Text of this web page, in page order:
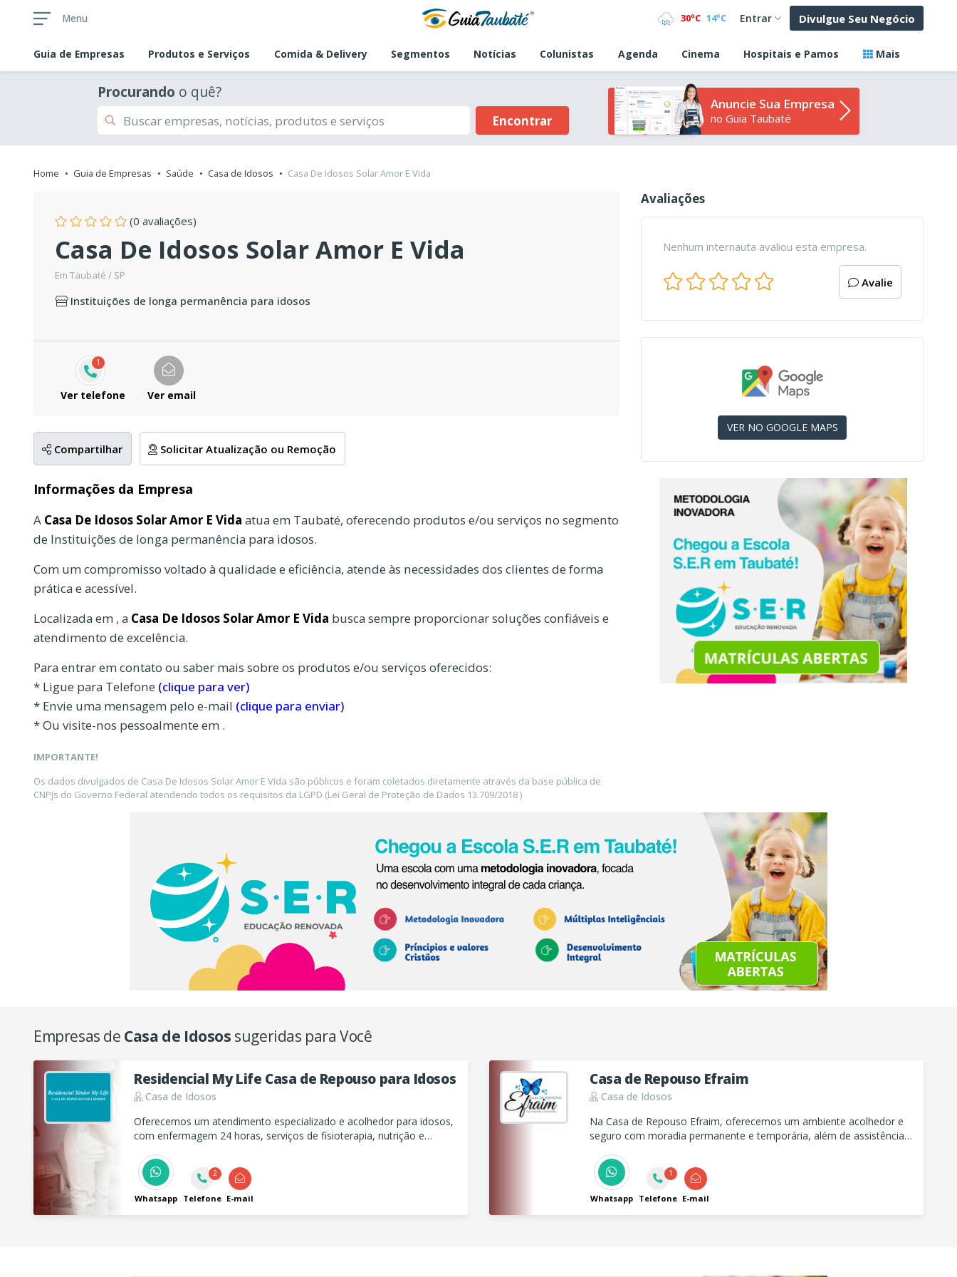
Menu 30ºC 14ºC Entrar Divulgue Seu Negócio
Guia de Empresas Produtos e Serviços Comida & Delivery Segmentos Notícias Colunistas Agenda Cinema Hospitais e Pamos Mais
Procurando o quê?
Encontrar
Anuncie Sua Empresa
no Guia Taubaté
Home Guia de Empresas Saúde Casa de Idosos Casa De Idosos Solar Amor E Vida
(0 avaliações)
Casa De Idosos Solar Amor E Vida
Em Taubaté / SP
Instituições de longa permanência para idosos
1
Ver telefone Ver email
Compartilhar Solicitar Atualização ou Remoção
Informações da Empresa
A Casa De Idosos Solar Amor E Vida atua em Taubaté, oferecendo produtos e/ou serviços no segmento
de Instituições de longa permanência para idosos.
Com um compromisso voltado à qualidade e eficiência, atende às necessidades dos clientes de forma
prática e acessível.
Localizada em , a Casa De Idosos Solar Amor E Vida busca sempre proporcionar soluções confiáveis e
atendimento de excelência.
Para entrar em contato ou saber mais sobre os produtos e/ou serviços oferecidos:
* Ligue para Telefone (clique para ver)
* Envie uma mensagem pelo e-mail (clique para enviar)
* Ou visite-nos pessoalmente em .
IMPORTANTE!
Os dados divulgados de Casa De Idosos Solar Amor E Vida são públicos e foram coletados diretamente através da base pública de
CNPJs do Governo Federal atendendo todos os requisitos da LGPD (Lei Geral de Proteção de Dados 13.709/2018 )
Avaliações
Nenhum internauta avaliou esta empresa.
Avalie
VER NO GOOGLE MAPS
Empresas de Casa de Idosos sugeridas para Você
Residencial My Life Casa de Repouso para Idosos
Casa de Idosos
Oferecemos um atendimento especializado e acolhedor para idosos,
com enfermagem 24 horas, serviços de fisioterapia, nutrição e
nossos residentes.
Whatsapp
2
Telefone E-mail
Casa de Repouso Efraim
Casa de Idosos
Na Casa de Repouso Efraim, oferecemos um ambiente acolhedor e
seguro com moradia permanente e temporária, além de assistência
especializados.
Whatsapp
1
Telefone E-mail